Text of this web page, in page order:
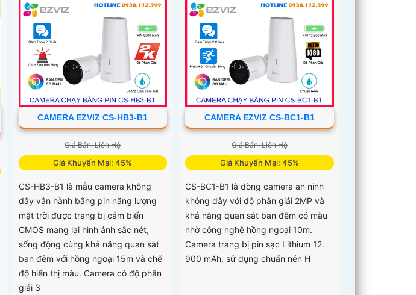
CAMERA EZVIZ CS-HB3-B1
Giá Bán: Liên Hệ
Giá Khuyến Mại: 45%
CS-HB3-B1 là mẫu camera không
dây vận hành bằng pin năng lượng
mặt trời được trang bị cảm biến
CMOS mang lại hình ảnh sắc nét,
sống động cùng khả năng quan sát
ban đêm với hồng ngoại 15m và chế
độ hiển thị màu. Camera có độ phân
giải 3
CAMERA EZVIZ CS-BC1-B1
Giá Bán: Liên Hệ
Giá Khuyến Mại: 45%
CS-BC1-B1 là dòng camera an ninh
không dây với độ phân giải 2MP và
khả năng quan sát ban đêm có màu
nhờ công nghệ hồng ngoại 10m.
Camera trang bị pin sạc Lithium 12.
900 mAh, sử dụng chuẩn nén H